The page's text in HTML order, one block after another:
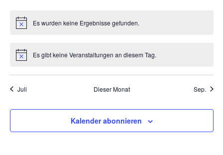
HinweisEs wurden keine Ergebnisse gefunden.
HinweisEs gibt keine Veranstaltungen an diesem Tag.
Juli Dieser Monat Sep.
Kalender abonnieren